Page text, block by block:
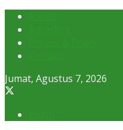
Jumat, Agustus 7, 2026